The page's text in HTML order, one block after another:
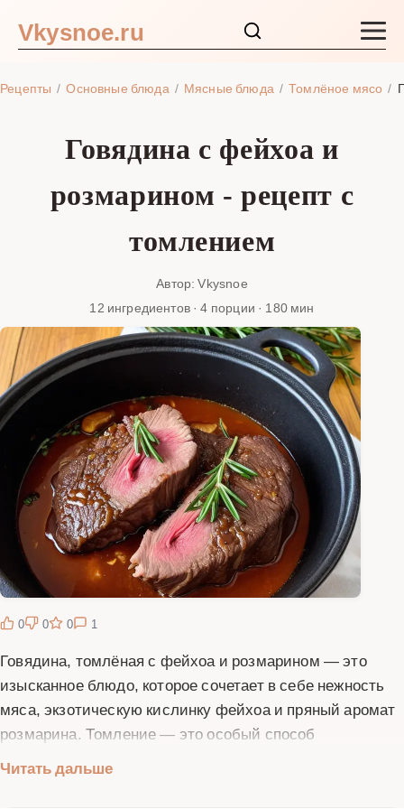
Vkysnoe.ru
Рецепты Основные блюда Мясные блюда Томлёное мясо
Говядина с фейхоа и
розмарином - рецепт с
томлением
Автор: Vkysnoe
12 ингредиентов · 4 порции · 180 мин
0 0 0 1
Говядина, томлёная с фейхоа и розмарином — это
изысканное блюдо, которое сочетает в себе нежность
мяса, экзотическую кислинку фейхоа и пряный аромат
розмарина. Томление — это особый способ
при низкой температуре в закрытой посуде, что
Читать дальше